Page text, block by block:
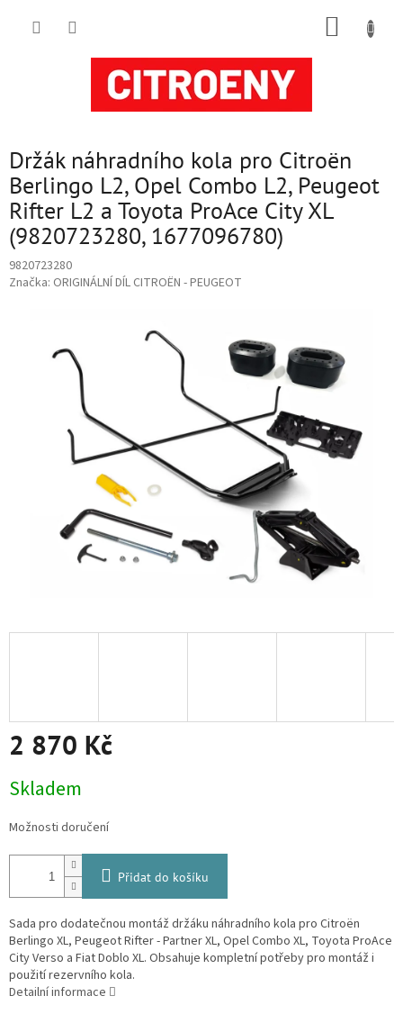
Držák náhradního kola pro Citroën
Berlingo L2, Opel Combo L2, Peugeot
Rifter L2 a Toyota ProAce City XL
(9820723280, 1677096780)
9820723280
Značka: ORIGINÁLNÍ DÍL CITROËN - PEUGEOT
2 870 Kč
cena:
Skladem
Možnosti doručení
Přidat do košíku
Sada pro dodatečnou montáž držáku náhradního kola pro Citroën
Berlingo XL, Peugeot Rifter - Partner XL, Opel Combo XL, Toyota ProAce
City Verso a Fiat Doblo XL. Obsahuje kompletní potřeby pro montáž i
použití rezervního kola.
Detailní informace